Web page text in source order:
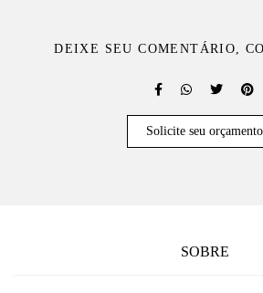
DEIXE SEU COMENTÁRIO,
Solicite seu orçamento
SOBRE